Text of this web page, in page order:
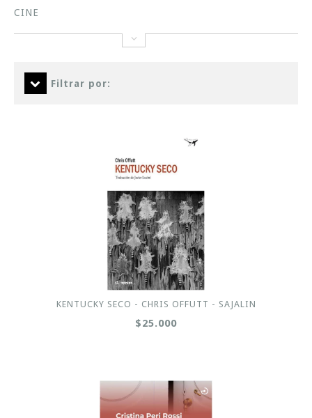
CINE
Filtrar por:
KENTUCKY SECO - CHRIS OFFUTT - SAJALIN
$25.000